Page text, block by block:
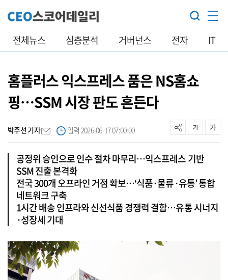
전체뉴스 심층분석 거버넌스 전자 IT
홈플러스 익스프레스 품은 NS홈쇼
핑…SSM 시장 판도 흔든다
박주선 기자 입력 2026-06-17 07:00:00
공정위 승인으로 인수 절차 마무리…익스프레스 기반
SSM 진출 본격화
전국 300개 오프라인 거점 확보…‘식품·물류·유통’ 통합
네트워크 구축
1시간 배송 인프라와 신선식품 경쟁력 결합…유통 시너지
·성장세 기대